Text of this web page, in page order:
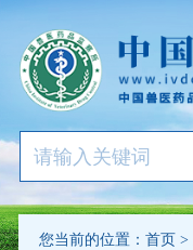
您当前的位置： 首页>